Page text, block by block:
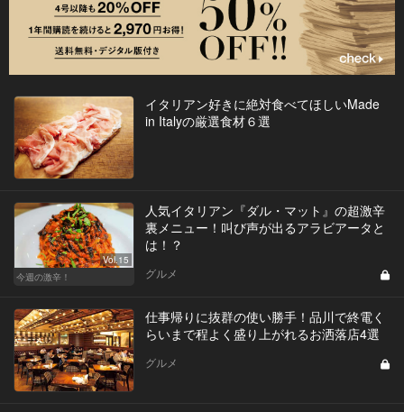
イタリアン好きに絶対食べてほしいMade
in Italyの厳選食材６選
Vol.15
今週の激辛！
人気イタリアン『ダル・マット』の超激辛
裏メニュー！叫び声が出るアラビアータと
は！？
グルメ
仕事帰りに抜群の使い勝手！品川で終電く
らいまで程よく盛り上がれるお洒落店4選
グルメ